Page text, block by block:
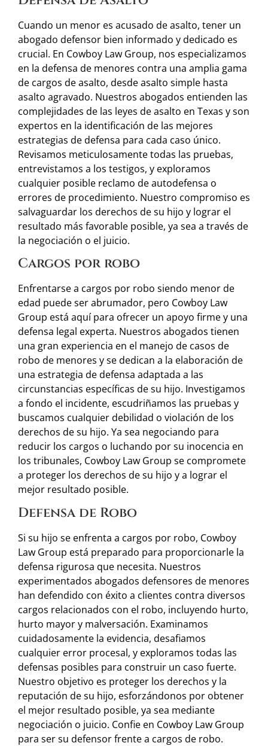
Cuando un menor es acusado de asalto, tener un
abogado defensor bien informado y dedicado es
crucial. En Cowboy Law Group, nos especializamos
en la defensa de menores contra una amplia gama
de cargos de asalto, desde asalto simple hasta
asalto agravado. Nuestros abogados entienden las
complejidades de las leyes de asalto en Texas y son
expertos en la identificación de las mejores
estrategias de defensa para cada caso único.
Revisamos meticulosamente todas las pruebas,
entrevistamos a los testigos, y exploramos
cualquier posible reclamo de autodefensa o
errores de procedimiento. Nuestro compromiso es
salvaguardar los derechos de su hijo y lograr el
resultado más favorable posible, ya sea a través de
la negociación o el juicio.
Cargos por robo
Enfrentarse a cargos por robo siendo menor de
edad puede ser abrumador, pero Cowboy Law
Group está aquí para ofrecer un apoyo firme y una
defensa legal experta. Nuestros abogados tienen
una gran experiencia en el manejo de casos de
robo de menores y se dedican a la elaboración de
una estrategia de defensa adaptada a las
circunstancias específicas de su hijo. Investigamos
a fondo el incidente, escudriñamos las pruebas y
buscamos cualquier debilidad o violación de los
derechos de su hijo. Ya sea negociando para
reducir los cargos o luchando por su inocencia en
los tribunales, Cowboy Law Group se compromete
a proteger los derechos de su hijo y a lograr el
mejor resultado posible.
Defensa de Robo
Si su hijo se enfrenta a cargos por robo, Cowboy
Law Group está preparado para proporcionarle la
defensa rigurosa que necesita. Nuestros
experimentados abogados defensores de menores
han defendido con éxito a clientes contra diversos
cargos relacionados con el robo, incluyendo hurto,
hurto mayor y malversación. Examinamos
cuidadosamente la evidencia, desafiamos
cualquier error procesal, y exploramos todas las
defensas posibles para construir un caso fuerte.
Nuestro objetivo es proteger los derechos y la
reputación de su hijo, esforzándonos por obtener
el mejor resultado posible, ya sea mediante
negociación o juicio. Confie en Cowboy Law Group
para ser su defensor frente a cargos de robo.